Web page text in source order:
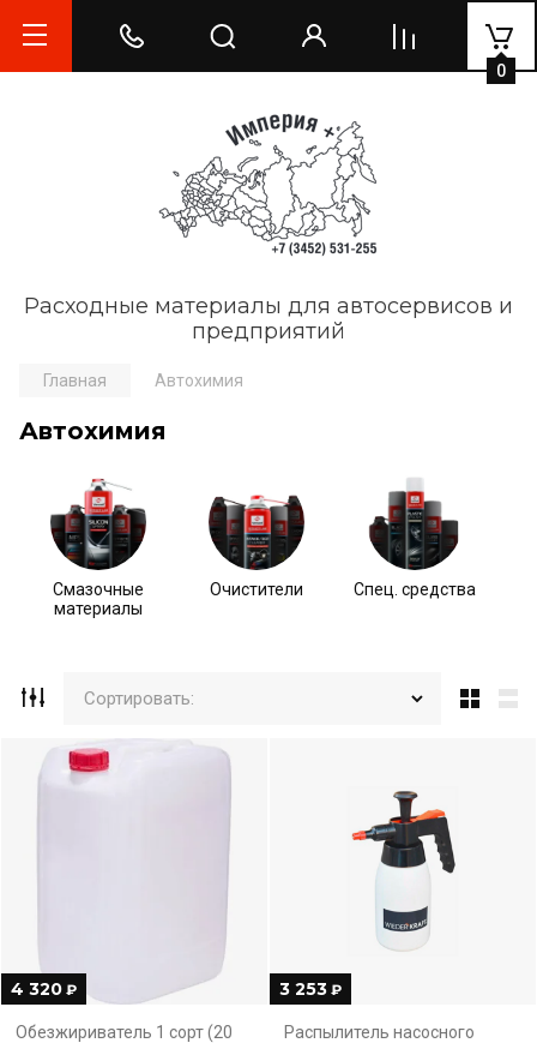
Расходные материалы для автосервисов и
предприятий
0
Главная Автохимия
Автохимия
Смазочные
материалы
Очистители Спец. средства
Сортировать:
4 320 ₽
Обезжириватель 1 сорт (20
3 253 ₽
Распылитель насосного